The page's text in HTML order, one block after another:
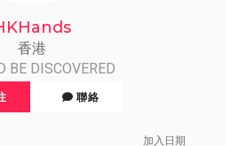
香港
BE DISCOVERED
聯絡
加入日期